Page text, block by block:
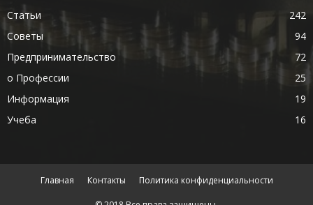
Статьи
242
Советы
94
Предпринимательство
72
о Профессии
25
Информация
19
Учеба
16
Главная Контакты Политика конфиденциальности